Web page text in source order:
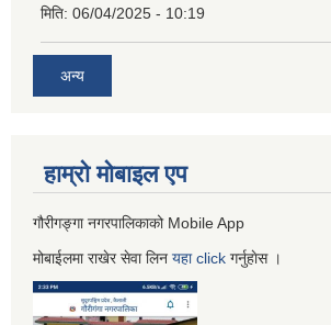
मिति: 06/04/2025 - 10:19
अन्य
हाम्रो माेबाइल एप
गौरीगङ्गा नगरपालिकाको Mobile App
मोबाईलमा राखेर सेवा लिन यहाclick गर्नुहाेस ।